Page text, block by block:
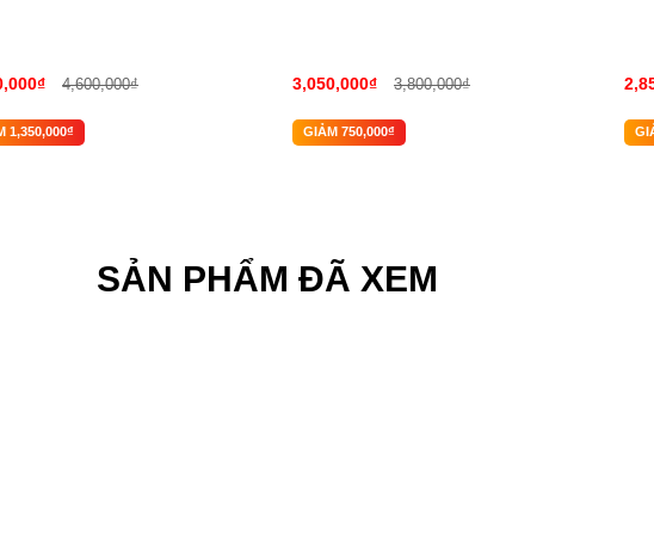
4,600,000₫
1,350,000₫
3,050,000₫ 3,800,000₫
GIẢM 750,000₫
SẢN PHẨM ĐÃ XEM